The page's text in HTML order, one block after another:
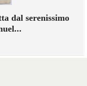
dal serenissimo